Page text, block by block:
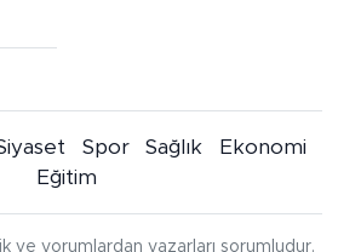
Spor Sağlık
Ekonomi
Eğitim
ve yorumlardan yazarları sorumludur.